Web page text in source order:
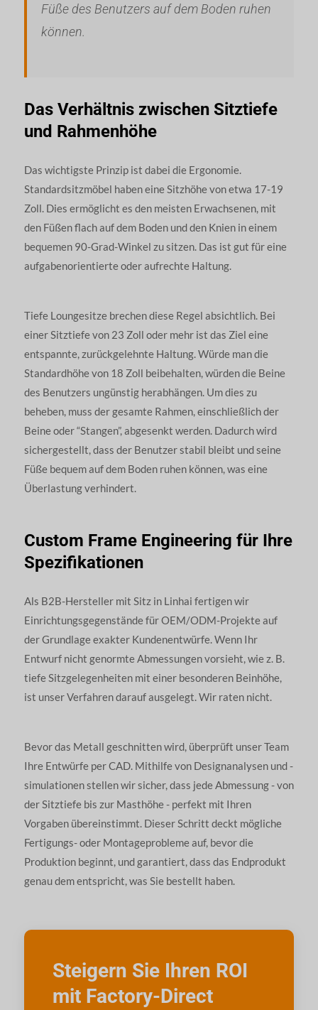
Füße des Benutzers auf dem Boden ruhen
können.
Das Verhältnis zwischen Sitztiefe
und Rahmenhöhe
Das wichtigste Prinzip ist dabei die Ergonomie.
Standardsitzmöbel haben eine Sitzhöhe von etwa 17-19
Zoll. Dies ermöglicht es den meisten Erwachsenen, mit
den Füßen flach auf dem Boden und den Knien in einem
bequemen 90-Grad-Winkel zu sitzen. Das ist gut für eine
aufgabenorientierte oder aufrechte Haltung.
Tiefe Loungesitze brechen diese Regel absichtlich. Bei
einer Sitztiefe von 23 Zoll oder mehr ist das Ziel eine
entspannte, zurückgelehnte Haltung. Würde man die
Standardhöhe von 18 Zoll beibehalten, würden die Beine
des Benutzers ungünstig herabhängen. Um dies zu
beheben, muss der gesamte Rahmen, einschließlich der
Beine oder “Stangen”, abgesenkt werden. Dadurch wird
sichergestellt, dass der Benutzer stabil bleibt und seine
Füße bequem auf dem Boden ruhen können, was eine
Überlastung verhindert.
Custom Frame Engineering für Ihre
Spezifikationen
Als B2B-Hersteller mit Sitz in Linhai fertigen wir
Einrichtungsgegenstände für OEM/ODM-Projekte auf
der Grundlage exakter Kundenentwürfe. Wenn Ihr
Entwurf nicht genormte Abmessungen vorsieht, wie z. B.
tiefe Sitzgelegenheiten mit einer besonderen Beinhöhe,
ist unser Verfahren darauf ausgelegt. Wir raten nicht.
Bevor das Metall geschnitten wird, überprüft unser Team
Ihre Entwürfe per CAD. Mithilfe von Designanalysen und -
simulationen stellen wir sicher, dass jede Abmessung - von
der Sitztiefe bis zur Masthöhe - perfekt mit Ihren
Vorgaben übereinstimmt. Dieser Schritt deckt mögliche
Fertigungs- oder Montageprobleme auf, bevor die
Produktion beginnt, und garantiert, dass das Endprodukt
genau dem entspricht, was Sie bestellt haben.
Steigern Sie Ihren ROI
mit Factory-Direct